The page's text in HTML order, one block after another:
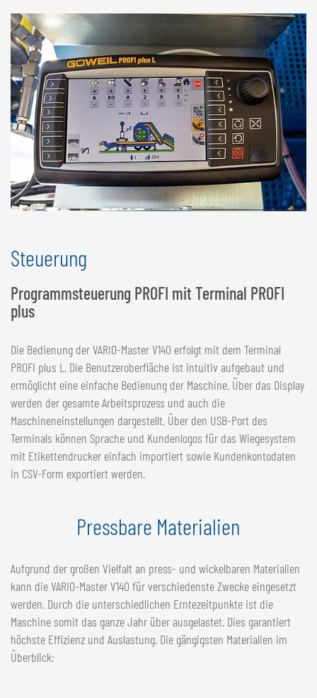
Steuerung
Programmsteuerung PROFI mit Terminal PROFI
plus
Die Bedienung der VARIO-Master V140 erfolgt mit dem Terminal
PROFI plus L. Die Benutzeroberfläche ist intuitiv aufgebaut und
ermöglicht eine einfache Bedienung der Maschine. Über das Display
werden der gesamte Arbeitsprozess und auch die
Maschineneinstellungen dargestellt. Über den USB-Port des
Terminals können Sprache und Kundenlogos für das Wiegesystem
mit Etikettendrucker einfach importiert sowie Kundenkontodaten
in CSV-Form exportiert werden.
Pressbare Materialien
Aufgrund der großen Vielfalt an press- und wickelbaren Materialien
kann die VARIO-Master V140 für verschiedenste Zwecke eingesetzt
werden. Durch die unterschiedlichen Erntezeitpunkte ist die
Maschine somit das ganze Jahr über ausgelastet. Dies garantiert
höchste Effizienz und Auslastung. Die gängigsten Materialien im
Überblick: